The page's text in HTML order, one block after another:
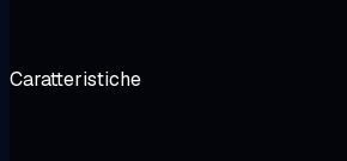
Caratteristiche